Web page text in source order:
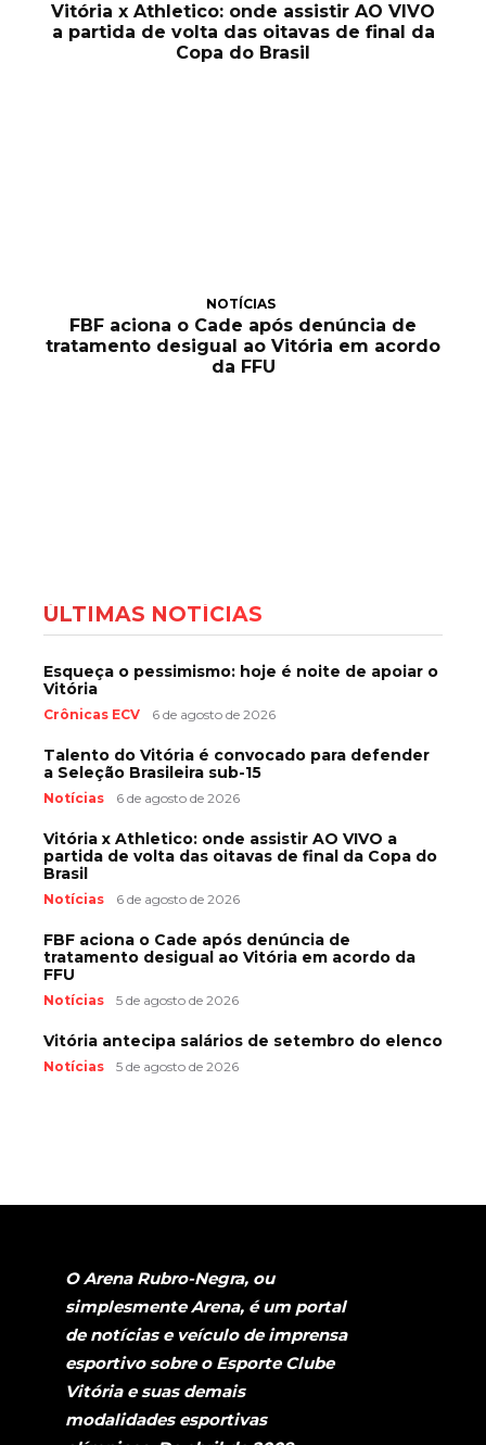
Vitória x Athletico: onde assistir AO VIVO
a partida de volta das oitavas de final da
Copa do Brasil
NOTÍCIAS
FBF aciona o Cade após denúncia de
tratamento desigual ao Vitória em acordo
da FFU
ÚLTIMAS NOTÍCIAS
Esqueça o pessimismo: hoje é noite de apoiar o
Vitória
Crônicas ECV 6 de agosto de 2026
Talento do Vitória é convocado para defender
a Seleção Brasileira sub-15
Notícias 6 de agosto de 2026
Vitória x Athletico: onde assistir AO VIVO a
partida de volta das oitavas de final da Copa do
Brasil
Notícias 6 de agosto de 2026
FBF aciona o Cade após denúncia de
tratamento desigual ao Vitória em acordo da
FFU
Notícias 5 de agosto de 2026
Vitória antecipa salários de setembro do elenco
Notícias 5 de agosto de 2026
O Arena Rubro-Negra, ou
simplesmente Arena, é um portal
de notícias e veículo de imprensa
esportivo sobre o Esporte Clube
Vitória e suas demais
modalidades esportivas